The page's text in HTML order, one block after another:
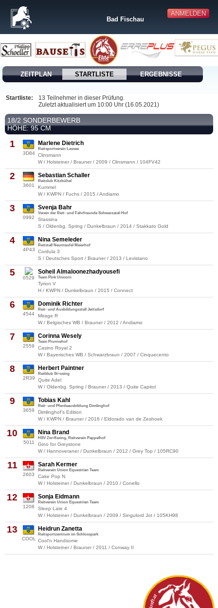
ANMELDEN
Bad Fischau
ZEITPLAN STARTLISTE ERGEBNISSE
Startliste:
13 Teilnehmer in dieser Prüfung.
Zuletzt aktualisiert um 10:00 Uhr (16.05.2021)
18/2 SONDERBEWERB
HÖHE: 95 CM
1
3D84
Marlene Dietrich
Reitsportverein Lassee
Clinsmann
W / Holsteiner / Brauner / 2009 / Clinsmann / 104FV42
2
3601
Sebastian Schaller
Reitclub Kitzbühel
Kummel
W / KWPN / Fuchs / 2015 / Andiamo
3
0992
Svenja Bahr
Verein der Reit- und Fahrfreunde Schwarzatal-Hof
Stassina
S / Oldenbg. Spring / Dunkelbraun / 2014 / Stakkato Gold
4
4P43
Nina Semeleder
Reitstall Neunteufel Meierhof
Cordula 3
S / Deutsches Sport / Brauner / 2013 / Levistano
5
0529
Soheil Almaloonezhadyousefi
Team Pink Unicorn
Tyrion V
H / KWPN / Dunkelbraun / 2015 / Connect
6
4544
Dominik Richter
Reit- und Ausbildungsstall Jettsdorf
Mirage R
W / Belgisches WB / Brauner / 2012 / Andiamo
7
2559
Corinna Wesely
Team Prunnehof
Casino Royal 2
W / Bayerisches WB / Schwarzbraun / 2007 / Cinquecento
8
2R39
Herbert Paintner
Reitklub St÷ssing
Quite Adel
W / Oldenbg. Spring / Brauner / 2013 / Quite Capitol
9
3659
Tobias Kahl
Reit- und Pferdeausbildung Dimlinghof
Dimlinghof's Edition
W / KWPN / Brauner / 2016 / Eldorado van de Zeshoek
10
5011
Nina Brand
HSV Zw÷lfaxing, Reitverein Pappelhof
Gino for Greystone
W / Hannoveraner / Dunkelbraun / 2012 / Grey Top / 105RC90
11
2603
Sarah Kermer
Reitverein Union Equestrian Team
Cake Pop N
W / Holsteiner / Dunkelbraun / 2010 / Conello
12
1208
Sonja Eidmann
Reitverein Union Equestrian Team
Sleep Late 4
W / Holsteiner / Dunkelbraun / 2009 / Singulord Jot / 105KH98
13
COOL
Heidrun Zanetta
Reitsportzentrum im Schlosspark
Cool'n Handsome
W / Holsteiner / Brauner / 2011 / Conway II